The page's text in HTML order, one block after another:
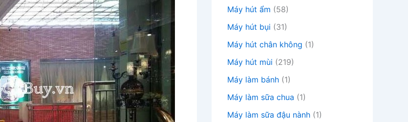
Máy hút ẩm (58)
Máy hút bụi (31)
Máy hút chân không (1)
Máy hút mùi (219)
Máy làm bánh (1)
Máy làm sữa chua (1)
Máy làm sữa đậu nành (1)